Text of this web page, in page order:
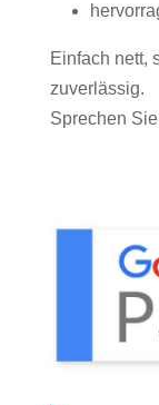
Einfach nett,
zuverlässig.
Sprechen